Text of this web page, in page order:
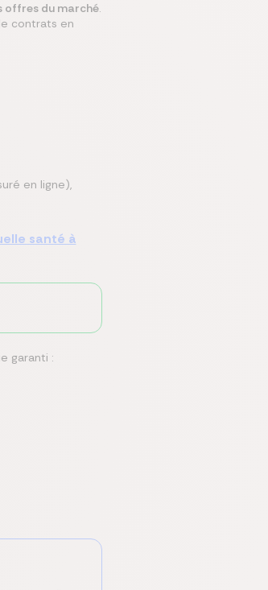
offres du marché.
contrats en
en ligne),
santé à
garanti :